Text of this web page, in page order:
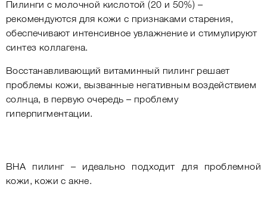
Пилинги с молочной кислотой (20 и 50%) –
рекомендуются для кожи с признаками старения,
обеспечивают интенсивное увлажнение и стимулируют
синтез коллагена.
Восстанавливающий витаминный пилинг решает
проблемы кожи, вызванные негативным воздействием
солнца, в первую очередь – проблему
гиперпигментации.
ВНА пилинг – идеально подходит для проблемной
кожи, кожи с акне.